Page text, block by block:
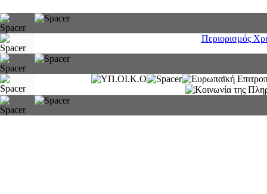
Περιορισμός